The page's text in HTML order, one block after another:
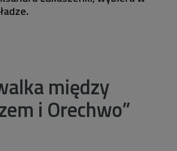
między
i Orechwo”